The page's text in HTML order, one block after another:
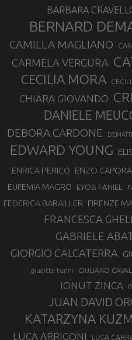
BARBARA
BERNARD
CAMILLA MAGLIANO
CARMELA VERGURA
CECILIA MORA
CHIARA GIOVANDO
DANIELE
DEBORA CARDONE
EDWARD YOUNG
ENRICA PERICO ENZO
EUFEMIA MAGRO EYOB FANIEL
FEDERICA BARAILLER FIRENZE
FRANCESCA
GABRIELE
GIORGIO CALCATERRA
giuditta turini GIULIANO
IONUT ZINCA
JUAN DAVID
KATARZYNA
LUCA ARRIGONI LUCA